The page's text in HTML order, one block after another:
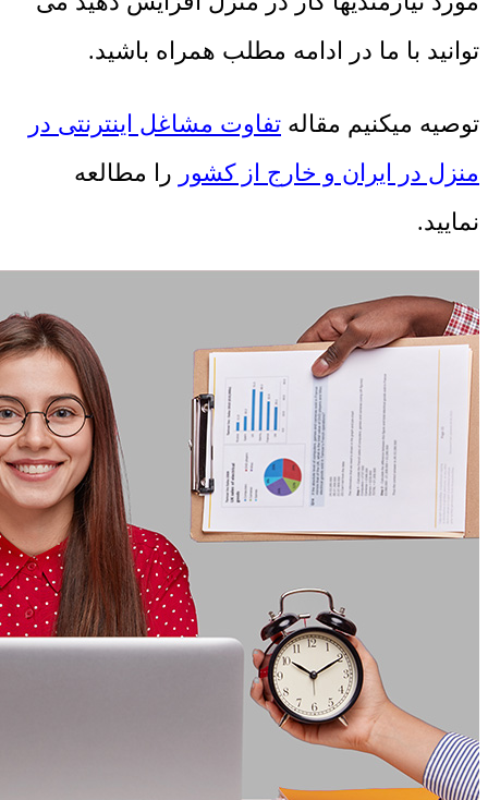
توانید با ما در ادامه مطلب همراه باشید.
توصیه میکنیم مقاله تفاوت مشاغل اینترنتی در
منزل در ایران و خارج از کشور را مطالعه
نمایید.